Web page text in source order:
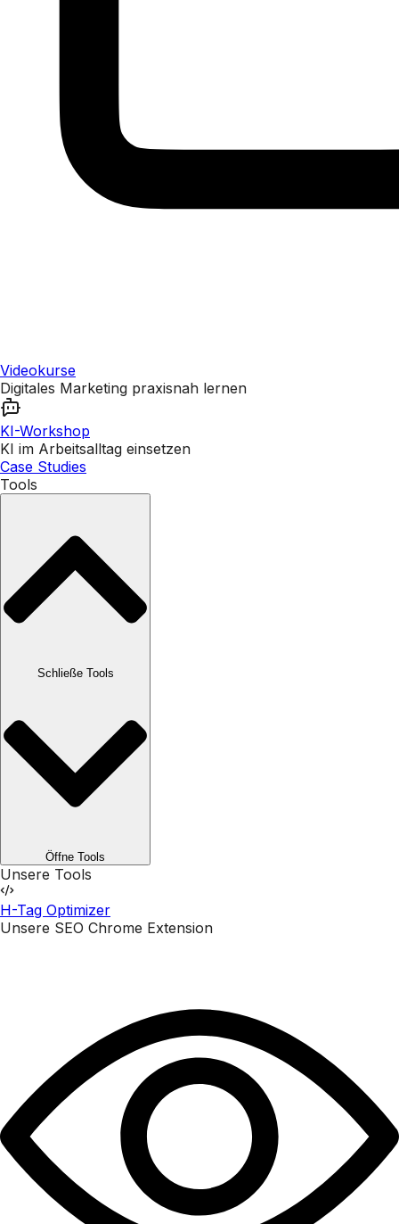
Videokurse
Digitales Marketing praxisnah lernen
KI-Workshop
KI im Arbeitsalltag einsetzen
Case Studies
Tools
Schließe Tools
Öffne Tools
Unsere Tools
H-Tag Optimizer
Unsere SEO Chrome Extension